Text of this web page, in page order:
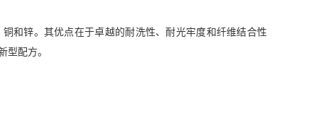
和锌。其优点在于卓越的耐洗性、耐光牢度和纤维结合性
型配方。